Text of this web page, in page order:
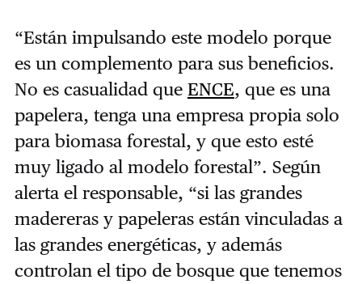
“Están impulsando este modelo porque
es un complemento para sus beneficios.
No es casualidad que ENCE, que es una
papelera, tenga una empresa propia solo
para biomasa forestal, y que esto esté
muy ligado al modelo forestal”. Según
alerta el responsable, “si las grandes
madereras y papeleras están vinculadas a
las grandes energéticas, y además
controlan el tipo de bosque que tenemos